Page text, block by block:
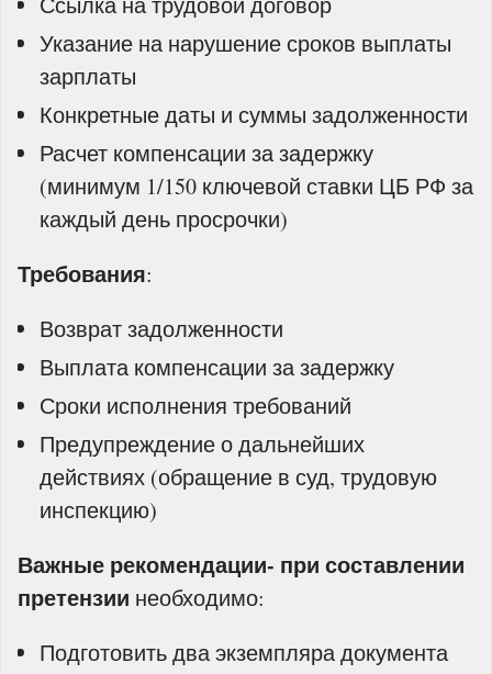
Указание на нарушение сроков выплаты
зарплаты
Конкретные даты и суммы задолженности
Расчет компенсации за задержку
(минимум 1/150 ключевой ставки ЦБ РФ за
каждый день просрочки)
Требования:
Возврат задолженности
Выплата компенсации за задержку
Сроки исполнения требований
Предупреждение о дальнейших
действиях (обращение в суд, трудовую
инспекцию)
Важные рекомендации- при составлении
претензии необходимо:
Подготовить два экземпляра документа